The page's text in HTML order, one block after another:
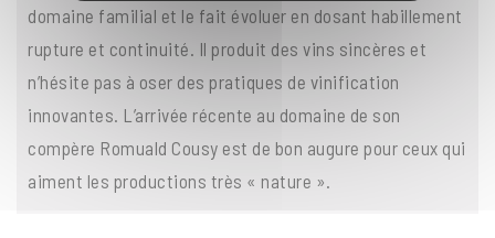
domaine familial et le fait évoluer en dosant habillement
rupture et continuité. Il produit des vins sincères et
n’hésite pas à oser des pratiques de vinification
innovantes. L’arrivée récente au domaine de son
compère Romuald Cousy est de bon augure pour ceux qui
aiment les productions très « nature ».